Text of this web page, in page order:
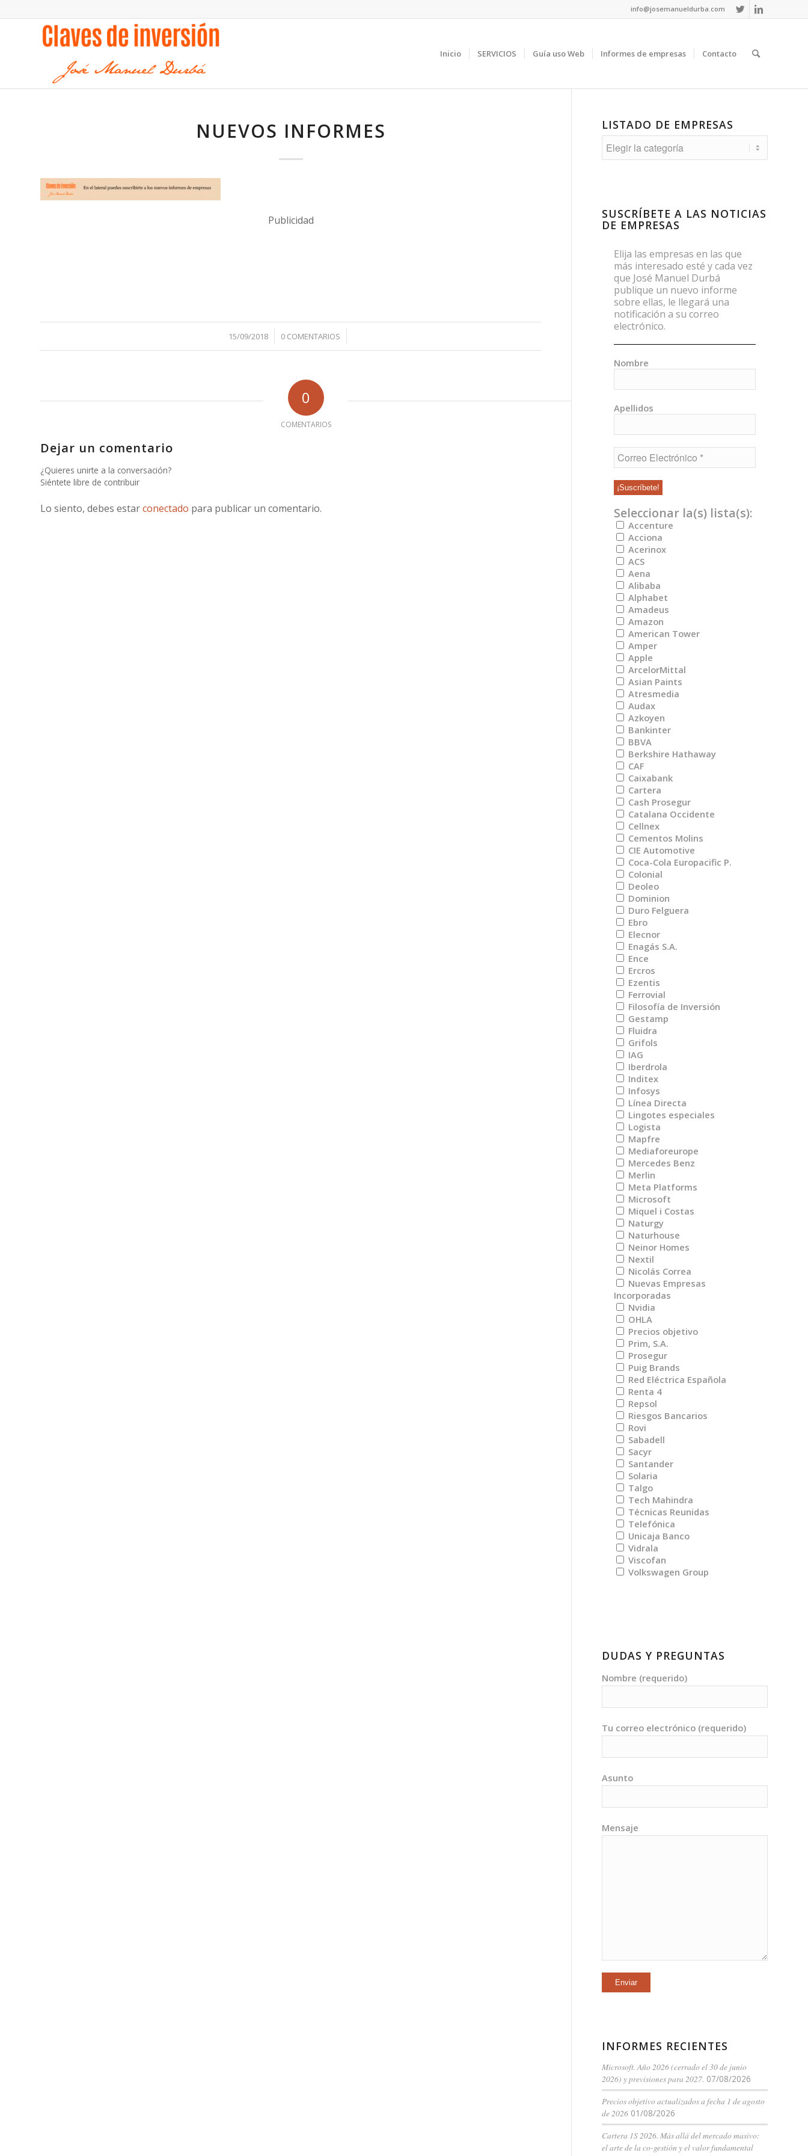
info@josemanueldurba.com
Inicio SERVICIOS Guía uso Web Informes de empresas Contacto
NUEVOS INFORMES
Publicidad
15/09/2018
/ 0 COMENTARIOS
/
0
COMENTARIOS
Dejar un comentario
¿Quieres unirte a la conversación?
Siéntete libre de contribuir
Lo siento, debes estarconectado para publicar un comentario.
LISTADO DE EMPRESAS
Listado
de
SUSCRÍBETE A LAS NOTICIAS
DE EMPRESAS
Elija las empresas en las que
más interesado esté y cada vez
que José Manuel Durbá
publique un nuevo informe
sobre ellas, le llegará una
notificación a su correo
electrónico.
Nombre
Apellidos
Seleccionar la(s) lista(s):
Accenture
Acciona
Acerinox
ACS
Aena
Alibaba
Alphabet
Amadeus
Amazon
American Tower
Amper
Apple
ArcelorMittal
Asian Paints
Atresmedia
Audax
Azkoyen
Bankinter
BBVA
Berkshire Hathaway
CAF
Caixabank
Cartera
Cash Prosegur
Catalana Occidente
Cellnex
Cementos Molins
CIE Automotive
Coca-Cola Europacific P.
Colonial
Deoleo
Dominion
Duro Felguera
Ebro
Elecnor
Enagás S.A.
Ence
Ercros
Ezentis
Ferrovial
Filosofía de Inversión
Gestamp
Fluidra
Grifols
IAG
Iberdrola
Inditex
Infosys
Línea Directa
Lingotes especiales
Logista
Mapfre
Mediaforeurope
Mercedes Benz
Merlin
Meta Platforms
Microsoft
Miquel i Costas
Naturgy
Naturhouse
Neinor Homes
Nextil
Nicolás Correa
Nuevas Empresas
Incorporadas
Nvidia
OHLA
Precios objetivo
Prim, S.A.
Prosegur
Puig Brands
Red Eléctrica Española
Renta 4
Repsol
Riesgos Bancarios
Rovi
Sabadell
Sacyr
Santander
Solaria
Talgo
Tech Mahindra
Técnicas Reunidas
Telefónica
Unicaja Banco
Vidrala
Viscofan
Volkswagen Group
DUDAS Y PREGUNTAS
Nombre (requerido)
Tu correo electrónico (requerido)
Asunto
Mensaje
INFORMES RECIENTES
Microsoft. Año 2026 (cerrado el 30 de junio
2026) y previsiones para 2027. 07/08/2026
Precios objetivo actualizados a fecha 1 de agosto
de 2026 01/08/2026
Cartera 1S 2026. Más allá del mercado masivo:
el arte de la co-gestión y el valor fundamental